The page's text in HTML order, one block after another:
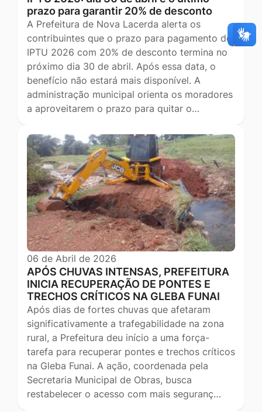
prazo para garantir 20% de desconto
A Prefeitura de Nova Lacerda alerta os
contribuintes que o prazo para pagamento do
IPTU 2026 com 20% de desconto termina no
próximo dia 30 de abril. Após essa data, o
benefício não estará mais disponível. A
administração municipal orienta os moradores
a aproveitarem o prazo para quitar o…
06 de Abril de 2026
APÓS CHUVAS INTENSAS, PREFEITURA
INICIA RECUPERAÇÃO DE PONTES E
TRECHOS CRÍTICOS NA GLEBA FUNAI
Após dias de fortes chuvas que afetaram
significativamente a trafegabilidade na zona
rural, a Prefeitura deu início a uma força-
tarefa para recuperar pontes e trechos críticos
na Gleba Funai. A ação, coordenada pela
Secretaria Municipal de Obras, busca
restabelecer o acesso com mais seguranç…